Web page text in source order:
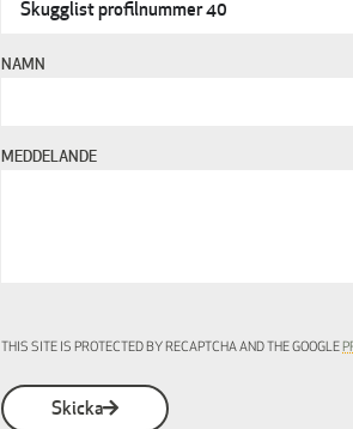
NAMN
MEDDELANDE
THIS SITE IS PROTECTED BY RECAPTCHA AND THE GOOGLE
Skicka